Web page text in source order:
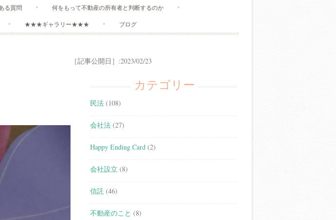
る質問 何をもって不動産の所有者と判断するのか
★★★ギャラリー★★★ ブログ
［記事公開日］:2023/02/23
カテゴリー
民法 (108)
会社法 (27)
Happy Ending Card (2)
会社設立 (8)
信託 (46)
不動産のこと (8)